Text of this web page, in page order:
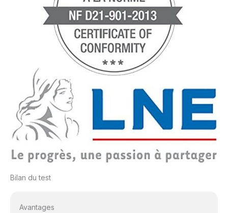
Bilan du test
Avantages